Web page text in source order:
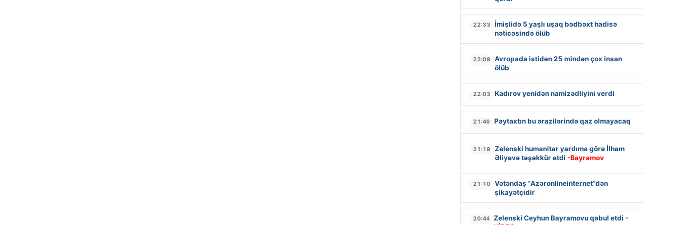
22:33
İmişlidə 5 yaşlı uşaq bədbəxt hadisə
nəticəsində ölüb
22:09
Avropada istidən 25 mindən çox insan
ölüb
22:03 Kadırov yenidən namizədliyini verdi
21:46 Paytaxtın bu ərazilərində qaz olmayacaq
21:19
Zelenski humanitar yardıma görə İlham
Əliyevə təşəkkür etdi -Bayramov
21:10
Vətəndaş “Azəronlineinternet”dən
şikayətçidir
20:44 Zelenski Ceyhun Bayramovu qəbul etdi -